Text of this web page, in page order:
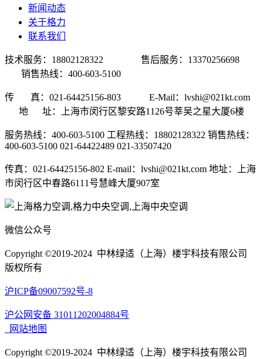
新闻动态
关于格力
联系我们
技术服务：18802128322 售后服务：13370256698
销售热线：400-603-5100
传 真：021-64425156-803 E-Mail：lvshi@021kt.com
地 址：上海市闵行区黎安路1126号莘吴之星大厦6楼
服务热线：400-603-5100 工程热线：18802128322 销售热线：
400-603-5100 021-64422489 021-33507420
传真：021-64425156-802 E-mail：lvshi@021kt.com 地址：上海
市闵行区中春路6111号慧峰大厦907室
微信公众号
Copyright ©2019-2024 中林绿适（上海）楼宇科技有限公司
版权所有
沪ICP备09007592号-8
沪公网安备 31011202004884号
网站地图
Copyright ©2019-2024 中林绿适（上海）楼宇科技有限公司